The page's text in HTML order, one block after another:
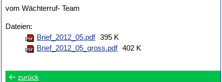
vom Wächterruf- Team
Dateien:
Brief_2012_05.pdf 395 K
Brief_2012_05_gross.pdf 402 K
zurück